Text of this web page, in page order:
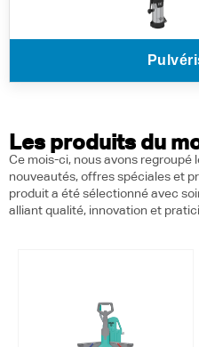
Les produits du
Ce mois-ci, nous avons regroupé
nouveautés, offres spéciales et
produit a été sélectionné avec
alliant qualité, innovation et